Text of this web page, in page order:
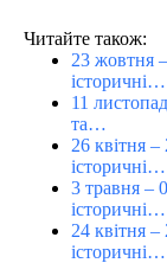
Читайте також:
23 жовтня
історичні…
11
та…
26 квітня
історичні…
3 травня –
історичні…
24 квітня
історичні…